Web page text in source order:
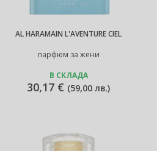
AL HARAMAIN L'AVENTURE CIEL
парфюм за жени
В СКЛАДА
30,17 € (59,00 лв.)